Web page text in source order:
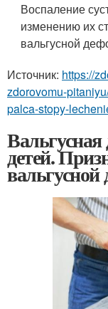
Воспаление
изменению их
вальгусной
Источник: https://
zdorovomu-
palca-stopy-
детей.